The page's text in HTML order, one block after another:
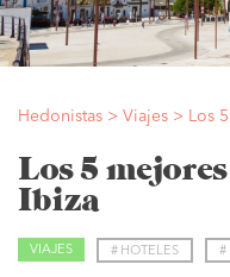
Hedonistas > Viajes > Los
Los 5
Ibiza
VIAJES # HOTELES #